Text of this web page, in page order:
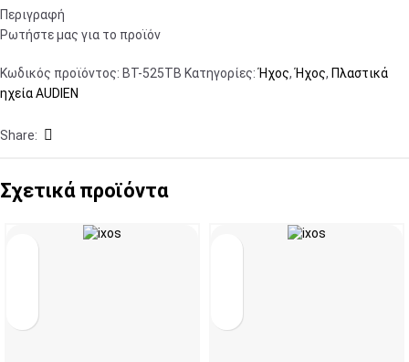
Περιγραφή
Ρωτήστε μας για το προϊόν
Κωδικός προϊόντος: BT-525TB Κατηγορίες: Ήχος, Ήχος, Πλαστικά
ηχεία AUDIEN
Share:
Σχετικά προϊόντα